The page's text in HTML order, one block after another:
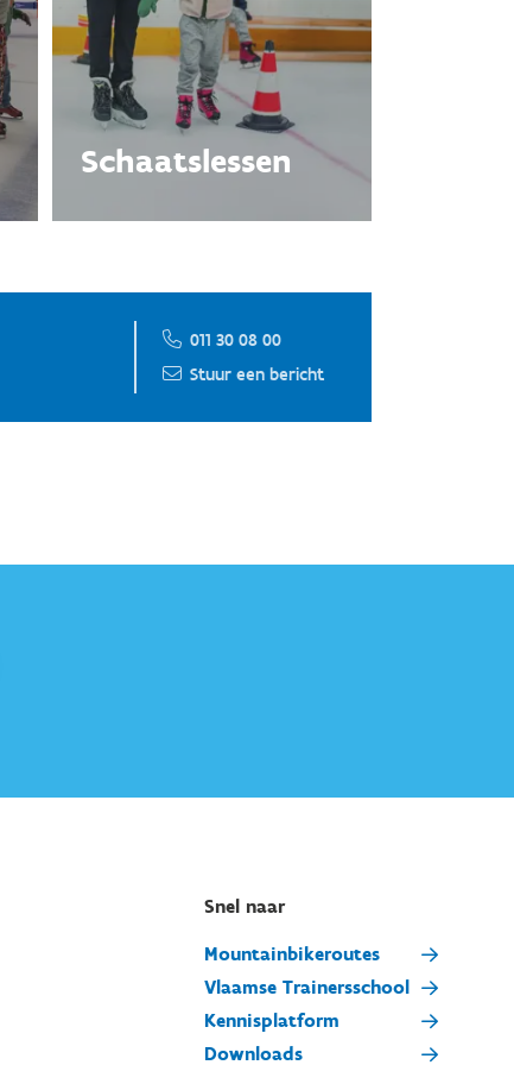
Schaatslessen
011 30 08 00
Stuur een bericht
Snel naar
Mountainbikeroutes
Vlaamse Trainersschool
Kennisplatform
Downloads